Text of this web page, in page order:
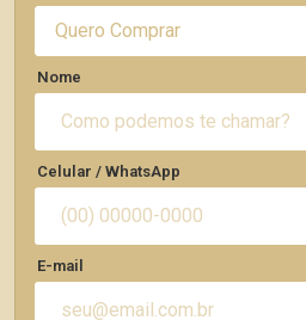
Quero Comprar
Nome
Celular / WhatsApp
E-mail